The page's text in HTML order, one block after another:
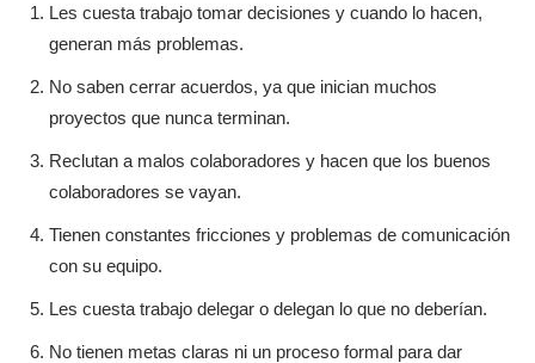
Les cuesta trabajo tomar decisiones y cuando lo hacen,
generan más problemas.
No saben cerrar acuerdos, ya que inician muchos
proyectos que nunca terminan.
Reclutan a malos colaboradores y hacen que los buenos
colaboradores se vayan.
Tienen constantes fricciones y problemas de comunicación
con su equipo.
Les cuesta trabajo delegar o delegan lo que no deberían.
No tienen metas claras ni un proceso formal para dar